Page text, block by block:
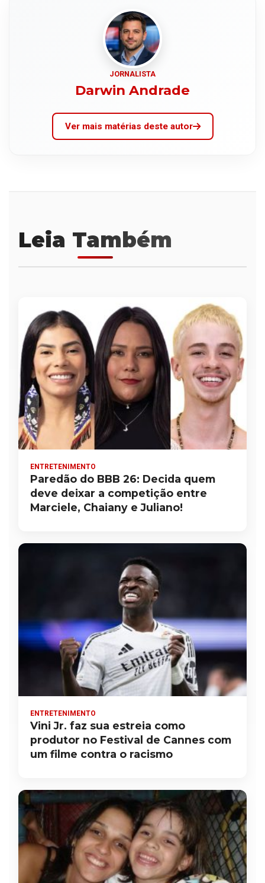
JORNALISTA
Darwin Andrade
Ver mais matérias deste autor
Leia Também
ENTRETENIMENTO
Paredão do BBB 26: Decida quem
deve deixar a competição entre
Marciele, Chaiany e Juliano!
ENTRETENIMENTO
Vini Jr. faz sua estreia como
produtor no Festival de Cannes com
um filme contra o racismo